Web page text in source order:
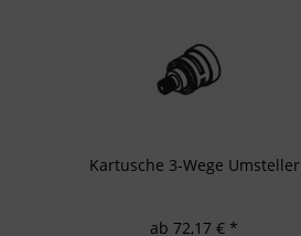
Kartusche 3-Wege Umsteller
ab 72,17 € *